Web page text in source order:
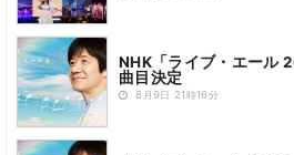
NHK「ライブ・エール
曲目決定
8月9日 21時16分